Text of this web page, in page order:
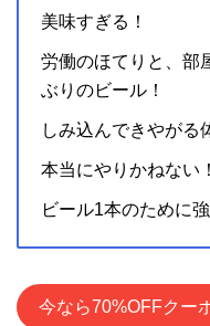
美味すぎる！
労働のほてりと、部
ぶりのビール！
しみ込んできやがる
本当にやりかねない！
ビール1本のために
今なら70%OFFクー